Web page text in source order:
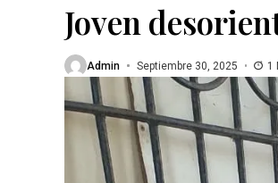
Joven
Admin Septiembre 30, 2025 1